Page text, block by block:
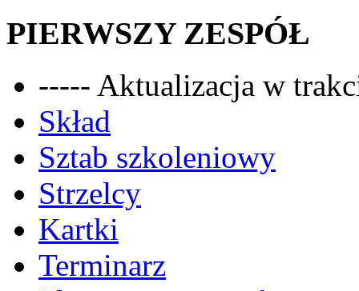
PIERWSZY ZESPÓŁ
----- Aktualizacja w
Skład
Sztab szkoleniowy
Strzelcy
Kartki
Terminarz